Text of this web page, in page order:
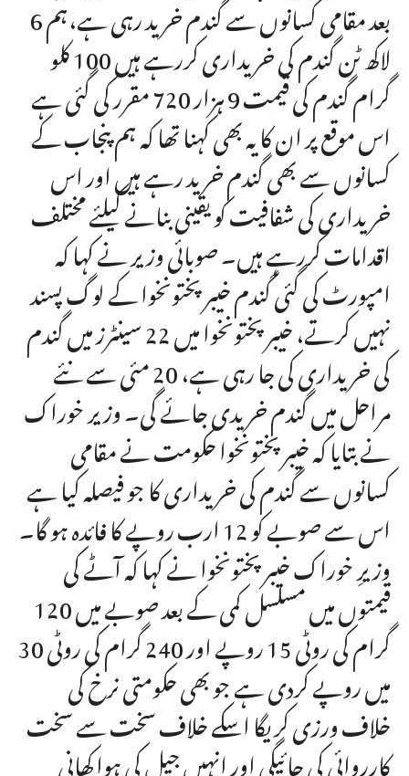
بعد مقامی کسانوں سے گندم خرید رہی ہے،ہم 6
لاکھ ٹن گندم کی خریداری کررہے ہیں 100 کلو
گرام گندم کی قیمت 9 ہزار 720 مقرر کی گئی ہے
اس موقع پر ان کا یہ بھی کہنا تھا کہ ہم پنجاب کے
کسانوں سے بھی گندم خرید رہے ہیں اور اس
خریداری کی شفافیت کو یقینی بنانے کیلئے مختلف
اقدامات کررہے ہیں۔ صوبائی وزیر نے کہا کہ
امپورٹ کی گئی گندم خیبر پختونخوا کے لوگ پسند
نہیں کرتے، خیبر پختونخوا میں 22 سینٹرز میں گندم
کی خریداری کی جا رہی ہے، 20 مئی سے نئے
مراحل میں گندم خریدی جائے گی۔ وزیر خوراک
نے بتایا کہ خیبر پختونخوا حکومت نے مقامی
کسانوں سے گندم کی خریداری کا جو فیصلہ کیا ہے
اس سے صوبے کو 12 ارب روپے کا فائدہ ہو گا۔
وزیرِ خوراک خیبر پختونخوا نے کہا کہ آٹے کی
قیمتوں میں مسلسل کمی کے بعد صوبے میں 120
گرام کی روٹی 15 روپے اور 240 گرام کی روٹی 30
میں روپے کردی ہے جو بھی حکومتی نرخ کی
خلاف ورزی کریگا اسکے خلاف سخت سے سخت
کارروائی کی جائیگی اور انہیں جیل کی ہوا کھانی